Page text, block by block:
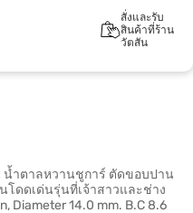
สั่งและรับ
สินค้าที่ร้าน
วัตสัน
น้ำตาลหวานชูการ์ ตัดขอบปาน
โดดเด่นรุ่นที่เจ้าสาวและช่าง
Diameter 14.0 mm. B.C 8.6